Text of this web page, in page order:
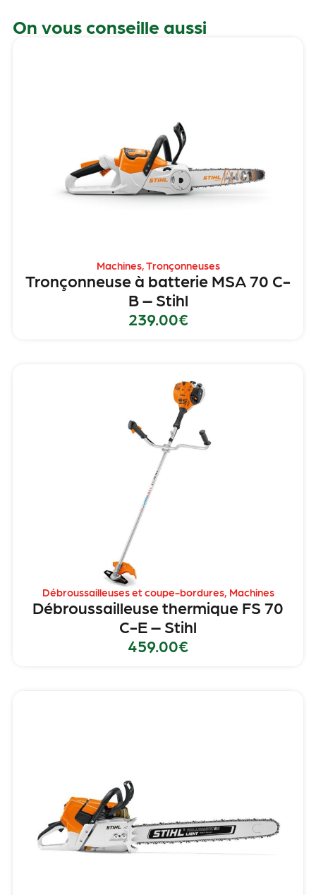
On vous conseille aussi
Machines,Tronçonneuses
Tronçonneuse à batterie MSA 70 C-
B – Stihl
239.00€
Débroussailleuses et coupe-bordures, Machines
Débroussailleuse thermique FS 70
C-E – Stihl
459.00€